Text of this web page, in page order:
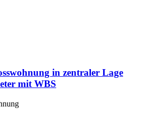
in zentraler Lage
mit WBS